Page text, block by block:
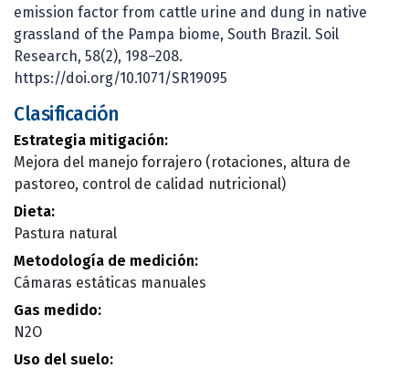
emission factor from cattle urine and dung in native
grassland of the Pampa biome, South Brazil. Soil
Research, 58(2), 198–208.
https://doi.org/10.1071/SR19095
Clasificación
Estrategia mitigación:
Mejora del manejo forrajero (rotaciones, altura de
pastoreo, control de calidad nutricional)
Dieta:
Pastura natural
Metodología de medición:
Cámaras estáticas manuales
Gas medido:
N2O
Uso del suelo: